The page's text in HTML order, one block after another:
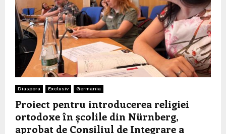
Diaspora Exclusiv Germania
Proiect pentru introducerea religiei
ortodoxe în școlile din Nürnberg,
aprobat de Consiliul de Integrare a